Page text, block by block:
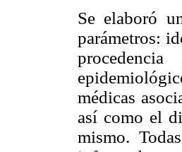
Se elaboró
parámetros:
médicas
así como el
mismo.